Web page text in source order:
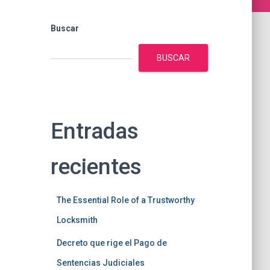
Buscar
BUSCAR
Entradas
recientes
The Essential Role of a Trustworthy
Locksmith
Decreto que rige el Pago de
Sentencias Judiciales